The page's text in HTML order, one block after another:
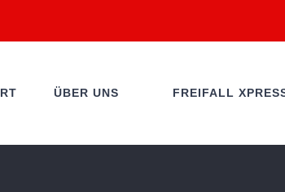
ÜBER UNS FREIFALL